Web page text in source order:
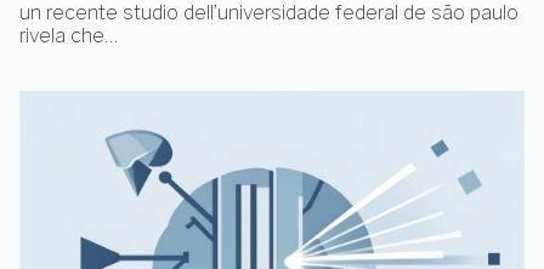
un recente studio dell’universidade federal de são paulo
rivela che…